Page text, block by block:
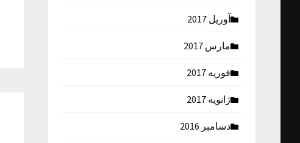
آوریل 2017
مارس 2017
فوریه 2017
ژانویه 2017
دسامبر 2016